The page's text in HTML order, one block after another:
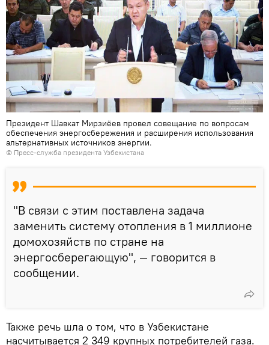
Президент Шавкат Мирзиёев провел совещание по вопросам
обеспечения энергосбережения и расширения использования
альтернативных источников энергии.
© Пресс-служба президента Узбекистана
"В связи с этим поставлена задача
заменить систему отопления в 1 миллионе
домохозяйств по стране на
энергосберегающую", — говорится в
сообщении.
Также речь шла о том, что в Узбекистане
насчитывается 2 349 крупных потребителей газа.